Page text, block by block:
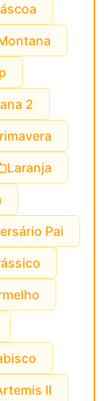
2
Laranja
Pai
II